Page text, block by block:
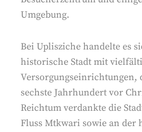
Umgebung.
Bei Uplisziche handelte es
historische Stadt mit
Versorgungseinrichtungen,
sechste Jahrhundert vor
Reichtum verdankte die
Fluss Mtkwari sowie an der